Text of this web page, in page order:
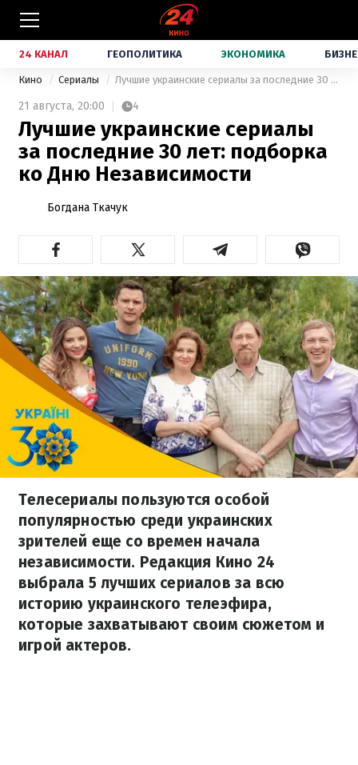
24 КАНАЛ ГЕОПОЛИТИКА ЭКОНОМИКА
Кино Сериалы Лучшие украинские сериалы за последние 30 лет: подборка ко Дню Независимости
21 августа, 20:00 4
Лучшие украинские сериалы
за последние 30 лет: подборка
ко Дню Независимости
Богдана Ткачук
Телесериалы пользуются особой
популярностью среди украинских
зрителей еще со времен начала
независимости. Редакция Кино 24
выбрала 5 лучших сериалов за всю
историю украинского телеэфира,
которые захватывают своим сюжетом и
игрой актеров.